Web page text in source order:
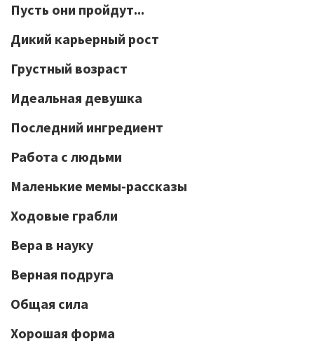
Пусть они пройдут...
Дикий карьерный рост
Грустный возраст
Идеальная девушка
Последний ингредиент
Работа с людьми
Маленькие мемы-рассказы
Ходовые грабли
Вера в науку
Верная подруга
Общая сила
Хорошая форма